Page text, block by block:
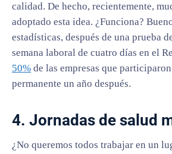
calidad. De hecho, recientemente,
adoptado esta idea. ¿Funciona?
estadísticas, después de una prueba
semana laboral de cuatro días en el
50% de las empresas que
permanente un año después.
4. Jornadas de salud
¿No queremos todos trabajar en un